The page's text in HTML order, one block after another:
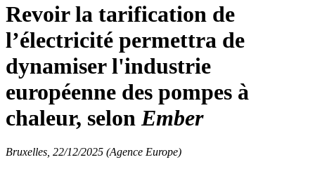
Revoir la tarification de
l’électricité permettra de
dynamiser l'industrie
européenne des pompes à
chaleur, selon Ember
Bruxelles, 22/12/2025 (Agence Europe)